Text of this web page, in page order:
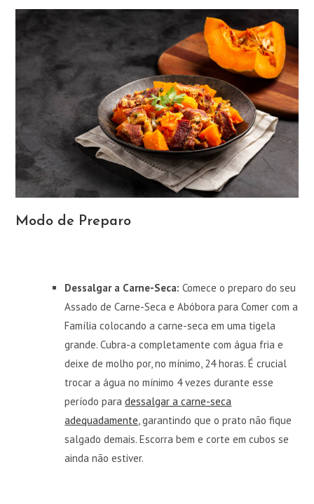
Modo de Preparo
Dessalgar a Carne-Seca: Comece o preparo do seu
Assado de Carne-Seca e Abóbora para Comer com a
Família colocando a carne-seca em uma tigela
grande. Cubra-a completamente com água fria e
deixe de molho por, no mínimo, 24 horas. É crucial
trocar a água no mínimo 4 vezes durante esse
período paradessalgar a carne-seca
adequadamente , garantindo que o prato não fique
salgado demais. Escorra bem e corte em cubos se
ainda não estiver.